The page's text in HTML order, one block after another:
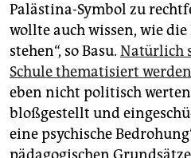
Palästina-Symbol zu
wollte auch wissen, wie
stehen“, so Basu. Natürlich
Schule thematisiert werden
eben nicht politisch
bloßgestellt und
eine psychische